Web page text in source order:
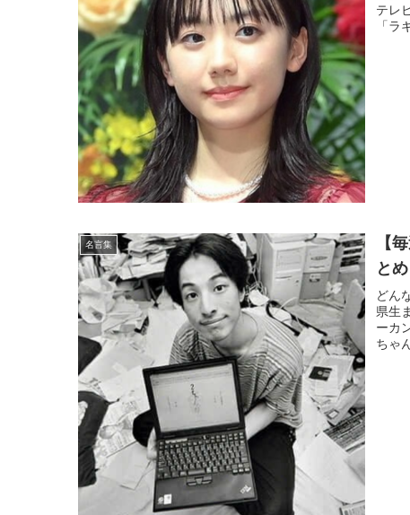
テレ
「ラ
名言集
【
とめ
どん
県生
ーカ
ちゃ